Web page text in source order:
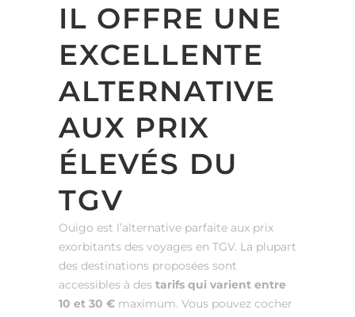
IL OFFRE UNE
EXCELLENTE
ALTERNATIVE
AUX PRIX
ÉLEVÉS DU
TGV
Ouigo est l’alternative parfaite aux prix
exorbitants des voyages en TGV. La plupart
des destinations proposées sont
accessibles à des tarifs qui varient entre
10 et 30 € maximum. Vous pouvez cocher